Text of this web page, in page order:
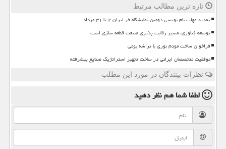
تازه ترین مطالب مرتبط
تمدید مهلت نام نویسی دومین نمایشگاه فر ایران ۲ تا ۳۱ مرداد
توسعه فناوری، مسیر رقابت پذیری صنعت قطعه سازی است
فراخوان ساخت مودم نوری با تراشه بومی
موفقیت متخصصان ایرانی در ساخت تجهیز استراتژیک صنایع پیشرفته
نظرات بینندگان در مورد این مطلب
لطفا شما همنظر دهید